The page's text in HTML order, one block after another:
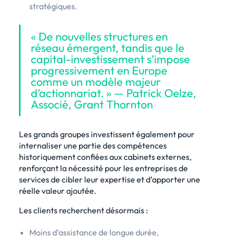
stratégiques.
« De nouvelles structures en
réseau émergent, tandis que le
capital-investissement s’impose
progressivement en Europe
comme un modèle majeur
d’actionnariat. » — Patrick Oelze,
Associé, Grant Thornton
Les grands groupes investissent également pour
internaliser une partie des compétences
historiquement confiées aux cabinets externes,
renforçant la nécessité pour les entreprises de
services de cibler leur expertise et d’apporter une
réelle valeur ajoutée.
Les clients recherchent désormais :
Moins d’assistance de longue durée,